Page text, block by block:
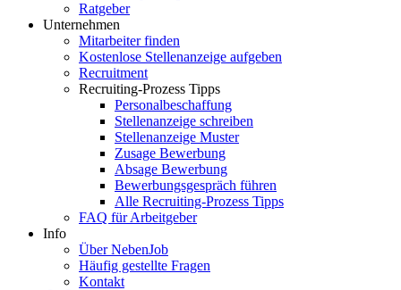
Ratgeber
Unternehmen
Mitarbeiter finden
Kostenlose Stellenanzeige aufgeben
Recruitment
Recruiting-Prozess Tipps
Personalbeschaffung
Stellenanzeige schreiben
Stellenanzeige Muster
Zusage Bewerbung
Absage Bewerbung
Bewerbungsgespräch führen
Alle Recruiting-Prozess Tipps
FAQ für Arbeitgeber
Info
Über NebenJob
Häufig gestellte Fragen
Kontakt